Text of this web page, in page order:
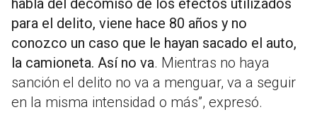
habla del decomiso de los efectos utilizados
para el delito, viene hace 80 años y no
conozco un caso que le hayan sacado el auto,
la camioneta. Así no va. Mientras no haya
sanción el delito no va a menguar, va a seguir
en la misma intensidad o más”, expresó.